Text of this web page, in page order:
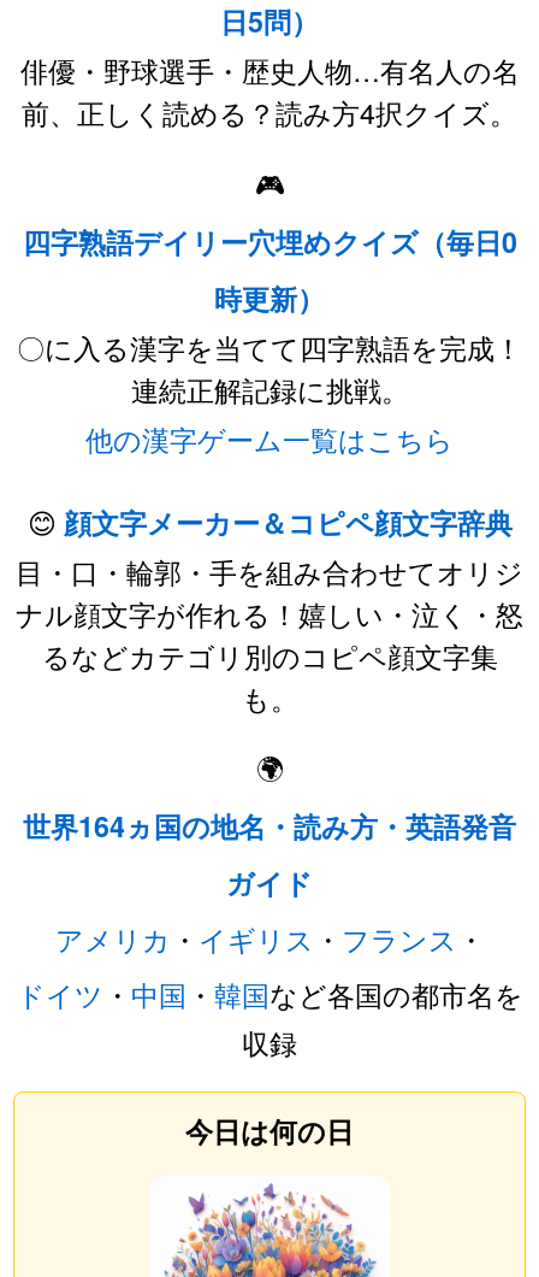
日5問）
俳優・野球選手・歴史人物…有名人の名
前、正しく読める？読み方4択クイズ。
🎮
四字熟語デイリー穴埋めクイズ（毎日0
時更新）
〇に入る漢字を当てて四字熟語を完成！
連続正解記録に挑戦。
他の漢字ゲーム一覧はこちら
😊 顔文字メーカー＆コピペ顔文字辞典
目・口・輪郭・手を組み合わせてオリジ
ナル顔文字が作れる！嬉しい・泣く・怒
るなどカテゴリ別のコピペ顔文字集
も。
🌍
世界164ヵ国の地名・読み方・英語発音
ガイド
アメリカ ・ イギリス ・ フランス ・
ドイツ ・ 中国 ・ 韓国など各国の都市名を
収録
今日は何の日